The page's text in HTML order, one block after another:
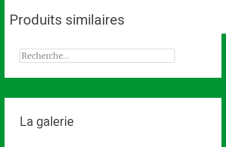
Produits similaires
Rechercher :
La galerie